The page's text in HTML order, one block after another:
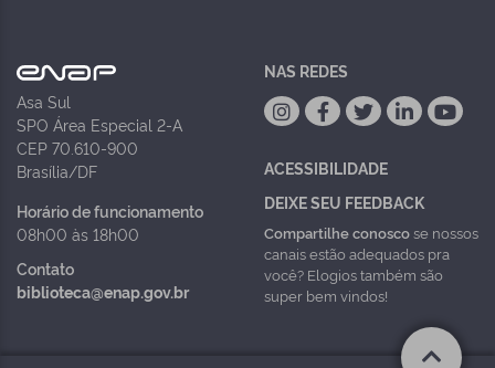
Asa Sul
SPO Área Especial 2-A
CEP 70.610-900
Brasília/DF
Horário de funcionamento
08h00 às 18h00
Contato
biblioteca@enap.gov.br
NAS REDES
ACESSIBILIDADE
DEIXE SEU FEEDBACK
Compartilhe conoscose nossos
canais estão adequados pra
você? Elogios também são
super bem vindos!